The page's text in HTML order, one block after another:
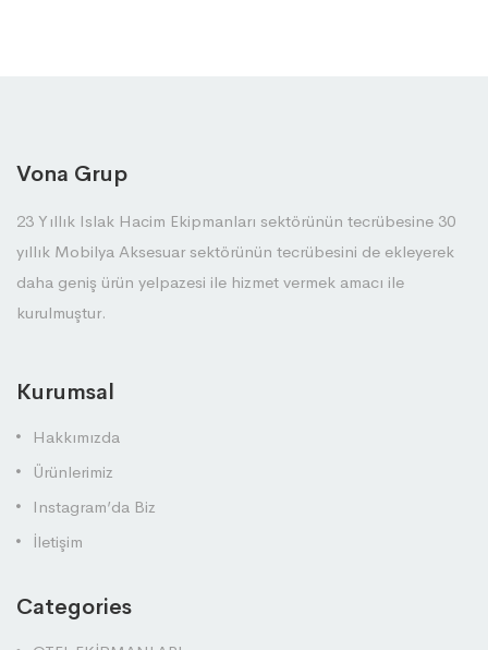
Vona Grup
23 Yıllık Islak Hacim Ekipmanları sektörünün tecrübesine 30
yıllık Mobilya Aksesuar sektörünün tecrübesini de ekleyerek
daha geniş ürün yelpazesi ile hizmet vermek amacı ile
kurulmuştur.
Kurumsal
Hakkımızda
Ürünlerimiz
Instagram’da Biz
İletişim
Categories